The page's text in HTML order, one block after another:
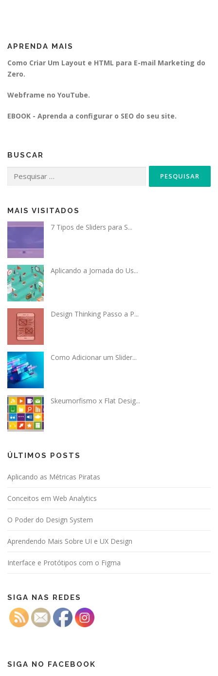
APRENDA MAIS
Como Criar Um Layout e HTML para E-mail Marketing do
Zero.
Webframe no YouTube.
EBOOK - Aprenda a configurar o SEO do seu site.
BUSCAR
por:
MAIS VISITADOS
7 Tipos de Sliders para S...
Aplicando a Jornada do Us...
Design Thinking Passo a P...
Como Adicionar um Slider...
Skeumorfismo x Flat Desig...
ÚLTIMOS POSTS
Aplicando as Métricas Piratas
Conceitos em Web Analytics
O Poder do Design System
Aprendendo Mais Sobre UI e UX Design
Interface e Protótipos com o Figma
SIGA NAS REDES
SIGA NO FACEBOOK